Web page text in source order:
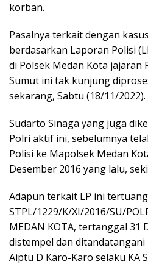
korban.
Pasalnya terkait dengan
berdasarkan Laporan Polisi
di Polsek Medan Kota jajaran
Sumut ini tak kunjung
sekarang, Sabtu (18/11/2022).
Sudarto Sinaga yang juga
Polri aktif ini, sebelumnya
Polisi ke Mapolsek Medan
Desember 2016 yang lalu,
Adapun terkait LP ini
STPL/1229/K/XI/2016/SU/
MEDAN KOTA, tertanggal 31
distempel dan
Aiptu D Karo-Karo selaku KA